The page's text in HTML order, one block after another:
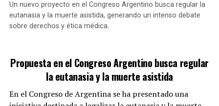
Si se aprueba en el Congreso, esta propuesta
representaría un cambio significativo en el tratamiento
penal de aquellos que colaboran en el encubrimiento de
GALMARINI FUE TITULAR DE AYSA
¿Cómo se limitará el uso de agua
potable?
Un nuevo proyecto en el Congreso Argentino busca regular la
eutanasia y la muerte asistida, generando un intenso debate
sobre derechos y ética médica.
Propuesta en el Congreso Argentino busca regular
la eutanasia y la muerte asistida
En el Congreso de Argentina se ha presentado una